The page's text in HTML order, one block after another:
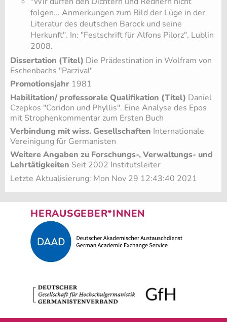
folgen... Anmerkungen zum Bild der Lüge in der
Literatur des deutschen Barock und seine
Herkunft". In: "Festschrift für Alfons Pilorz", Lublin
2008.
Dissertation (Titel) Die Prädestination in Wolfram von
Eschenbachs "Parzival"
Promotionsjahr 1981
Habilitation/ professorale Qualifikation (Titel) Daniel
Czepkos "Coridon und Phyllis". Eine Analyse des Epos
mit Strophenkommentar zum Ersten Buch
Verbindung mit wiss. Gesellschaften Internationale
Vereinigung für Germanisten
Weitere Angaben zu Forschungs-, Verwaltungs- und
Lehrtätigkeiten Seit 2002 Institutsleiter
Letzte Aktualisierung: Mon Nov 29 12:43:40 2021
HERAUSGEBER*INNEN